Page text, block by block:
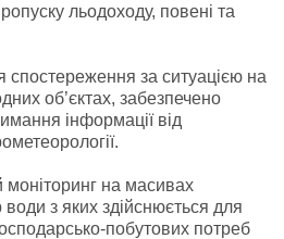
льодоходу, повені та
спостереження за ситуацією на
об’єктах, забезпечено
інформації від
моніторинг на масивах
з яких здійснюється для
побутових потреб